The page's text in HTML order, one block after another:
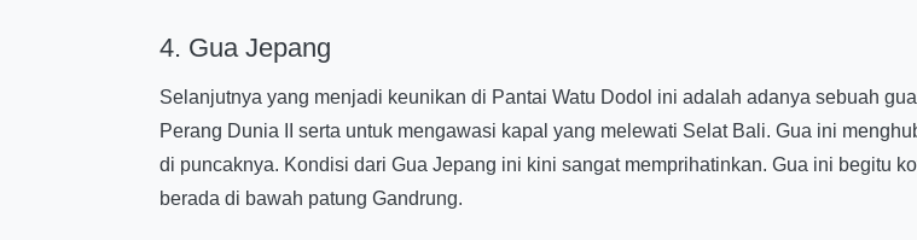
4. Gua Jepang
Selanjutnya yang menjadi keunikan di Pantai Watu Dodol ini adalah adanya sebuah
Perang Dunia II serta untuk mengawasi kapal yang melewati Selat Bali. Gua ini
di puncaknya. Kondisi dari Gua Jepang ini kini sangat memprihatinkan. Gua ini begitu
berada di bawah patung Gandrung.